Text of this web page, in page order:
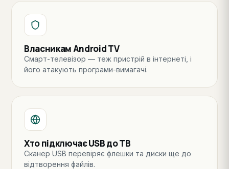
Власникам Android TV
Смарт-телевізор — теж пристрій в інтернеті, і
його атакують програми-вимагачі.
Хто підключає USB до ТВ
Сканер USB перевіряє флешки та диски ще до
відтворення файлів.